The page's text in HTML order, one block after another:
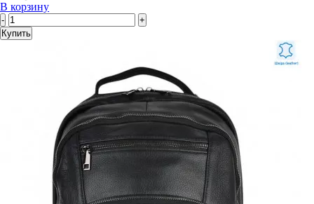
В корзину
-
+
Купить